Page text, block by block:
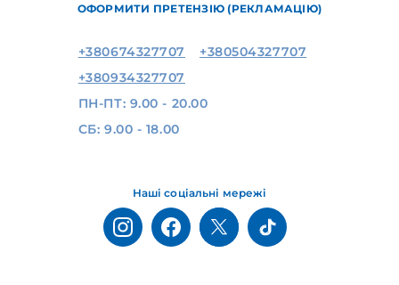
ОФОРМИТИ ПРЕТЕНЗІЮ (РЕКЛАМАЦІЮ)
Наші соціальні мережі
+380674327707
+380504327707
+380934327707
ПН-ПТ: 9.00 - 20.00
СБ: 9.00 - 18.00